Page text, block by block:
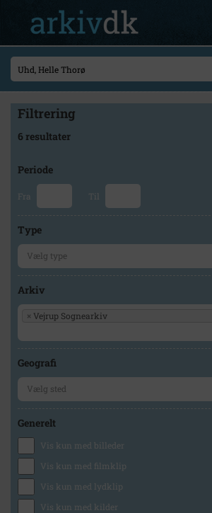
Filtrering
6 resultater
Periode
Fra Til
Type
Arkiv
× Vejrup Sognearkiv
Geografi
Generelt
Vis kun med billeder
Vis kun med filmklip
Vis kun med lydklip
Vis kun med kilder